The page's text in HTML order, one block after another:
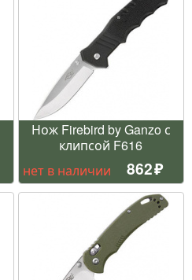
Нож Firebird by Ganzo с
клипсой F616
нет в наличии
862